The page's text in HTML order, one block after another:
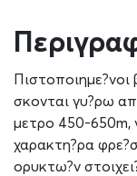
Πιστοποιημε?νοι
σκονται γυ?ρω
μετρο 450-650m,
χαρακτη?ρα
ορυκτω?ν